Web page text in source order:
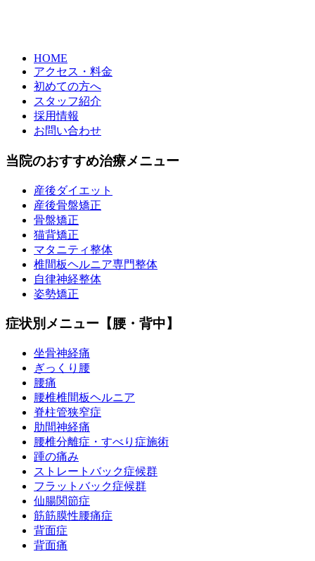
HOME
アクセス・料金
初めての方へ
スタッフ紹介
採用情報
お問い合わせ
当院のおすすめ治療メニュー
産後ダイエット
産後骨盤矯正
骨盤矯正
猫背矯正
マタニティ整体
椎間板ヘルニア専門整体
自律神経整体
姿勢矯正
症状別メニュー【腰・背中】
坐骨神経痛
ぎっくり腰
腰痛
腰椎椎間板ヘルニア
脊柱管狭窄症
肋間神経痛
腰椎分離症・すべり症施術
踵の痛み
ストレートバック症候群
フラットバック症候群
仙腸関節症
筋筋膜性腰痛症
背面症
背面痛